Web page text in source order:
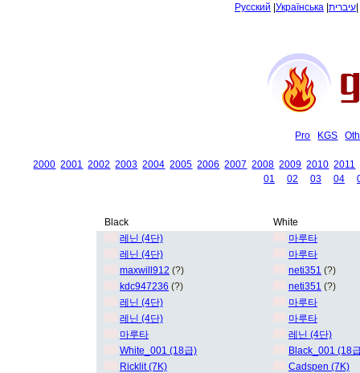
Русский Українська עיברית
Pro KGS
2000 2001 2002 2003 2004 2005 2006 2007 2008 2009 2010 2011
01
02 03 04
Black
White
레닌 (4단)
마루타
레닌 (4단)
마루타
maxwill912 (?) neti351 (?)
kdc947236 (?) neti351 (?)
레닌 (4단)
마루타
레닌 (4단)
마루타
마루타
레닌 (4단)
White_001 (18급)
Black_001 (18
Ricklit (7K)
Cadspen (7K)